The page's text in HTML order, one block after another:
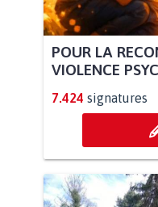
POUR LA
VIOLENCE
7.424 signatures